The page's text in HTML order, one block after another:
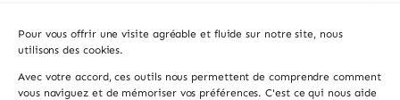
Pour vous offrir une visite agréable et fluide sur notre site, nous
utilisons des cookies.
Avec votre accord, ces outils nous permettent de comprendre comment
vous naviguez et de mémoriser vos préférences. C'est ce qui nous aide
Privatisation
Contacts